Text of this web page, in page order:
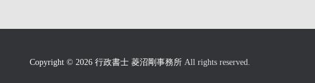
Copyright © 2026 行政書士 菱沼剛事務所 All rights reserved.